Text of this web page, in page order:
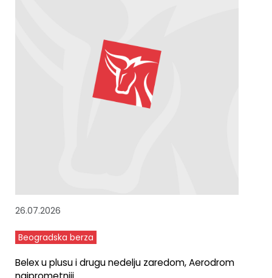
26.07.2026
Beogradska berza
Belex u plusu i drugu nedelju zaredom, Aerodrom